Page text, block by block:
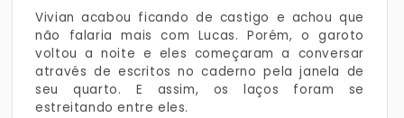
Vivian acabou ficando de castigo e achou que
não falaria mais com Lucas. Porém, o garoto
voltou a noite e eles começaram a conversar
através de escritos no caderno pela janela de
seu quarto. E assim, os laços foram se
estreitando entre eles.